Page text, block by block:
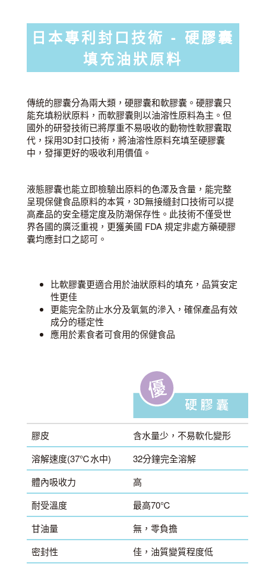
日本專利封口技術 - 硬膠囊
填充油狀原料
傳統的膠囊分為兩大類，硬膠囊和軟膠囊。硬膠囊只
能充填粉狀原料，而軟膠囊則以油溶性原料為主。但
國外的研發技術已將厚重不易吸收的動物性軟膠囊取
代，採用3D封口技術，將油溶性原料充填至硬膠囊
中，發揮更好的吸收利用價值。
液態膠囊也能立即檢驗出原料的色澤及含量，能完整
呈現保健食品原料的本質，3D無接縫封口技術可以提
高產品的安全穩定度及防潮保存性。此技術不僅受世
界各國的廣泛重視，更獲美國 FDA 規定非處方藥硬膠
囊均應封口之認可。
比軟膠囊更適合用於油狀原料的填充，品質安定
性更佳
更能完全防止水分及氧氣的滲入，確保產品有效
成分的穩定性
應用於素食者可食用的保健食品
膠皮
含水量少，不易軟化變形
溶解速度(37℃水中)
32分鐘完全溶解
體內吸收力
高
耐受溫度
最高70℃
甘油量
無，零負擔
密封性
佳，油質變質程度低